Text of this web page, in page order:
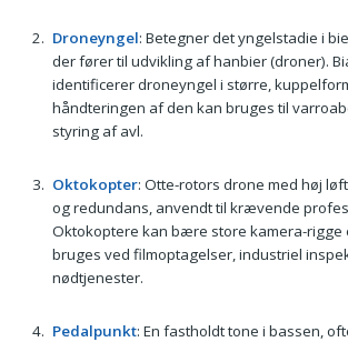
Droneyngel: Betegner det yngelstadie i
der fører til udvikling af hanbier (droner).
identificerer droneyngel i større,
håndteringen af den kan bruges til
styring af avl.
Oktokopter: Otte-rotors drone med høj
og redundans, anvendt til krævende
Oktokoptere kan bære store kamera-rigge
bruges ved filmoptagelser, industriel
nødtjenester.
Pedalpunkt: En fastholdt tone i bassen,